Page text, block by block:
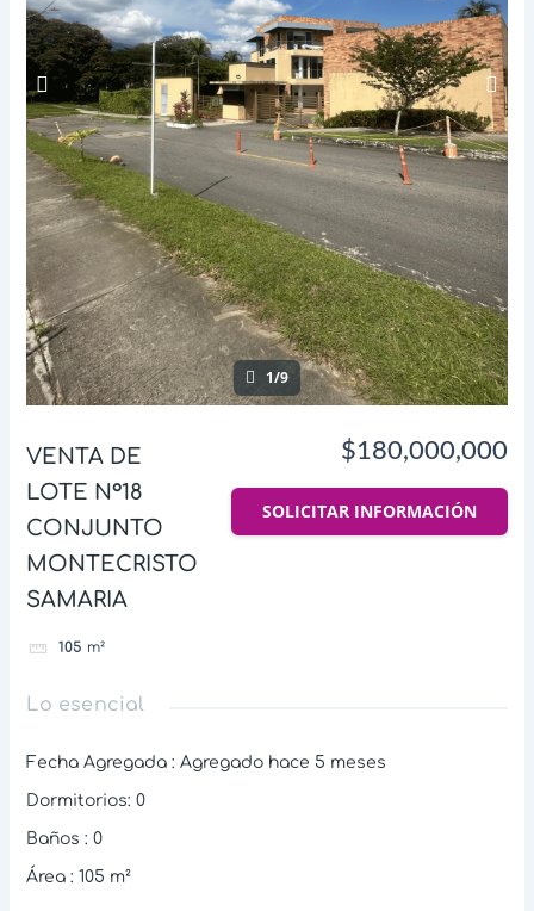
1/9
VENTA DE
LOTE N°18
CONJUNTO
MONTECRISTO
SAMARIA
105 m²
$180,000,000
SOLICITAR INFORMACIÓN
Lo esencial
Fecha Agregada: Agregado hace 5 meses
Dormitorios: 0
Baños: 0
Área: 105 m²